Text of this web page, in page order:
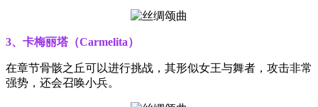
3、卡梅丽塔（Carmelita）
在章节骨骸之丘可以进行挑战，其形似女王与舞者，攻击非常
强势，还会召唤小兵。